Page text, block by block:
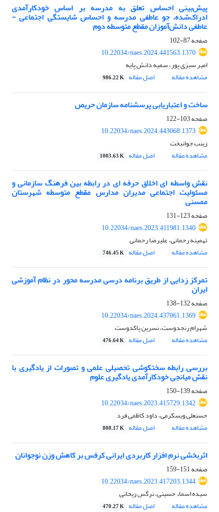
پیش‌بینی احساس تعلق به مدرسه بر اساس خودکارآمدی
ادراک‌شده، جو عاطفی مدرسه و احساس شایستگی اجتماعی -
عاطفی دانش‌آموزان مقطع متوسطه دوم
صفحه87-102
10.22034/naes.2024.441563.1370
امیر سبزی پور، سمیه دانش پایه
مشاهده مقاله
اصل مقاله 986.22 K
ساخت و اعتباریابی پرسشنامه سازمان حریص
صفحه103-122
10.22034/naes.2024.443068.1373
زینب جوانبخت
مشاهده مقاله
اصل مقاله 1003.63 K
نقش واسطه ای اخلاق حرفه ای در رابطه بین فرهنگ سازمانی و
مسئولیت اجتماعی مدیران مدارس مقطع متوسطه شهرستان
ممسنی
صفحه123-131
10.22034/naes.2023.411981.1340
تهمینه رحمانی، علیرضا رحمانی
مشاهده مقاله
اصل مقاله 746.45 K
تمرکز زدایی از طریق برنامه درسی مدرسه محور در نظام آموزشی
ایران
صفحه132-138
10.22034/naes.2024.437061.1369
شهرام رنجدوست، نسرین پاکدوست
مشاهده مقاله
اصل مقاله 476.64 K
بررسی رابطه سختکوشی تحصیلی علمی و تصورات از یادگیری با
نقش میانجی خودکارآمدی یادگیری علوم
صفحه139-150
10.22034/naes.2023.415729.1342
حسنعلی ویسکرمی، داود کاظمی فرد
مشاهده مقاله
اصل مقاله 808.17 K
اثربخشی نرم افزار کاربردی ایرانی کرفس بر کاهش وزن نوجوانان
صفحه151-159
10.22034/naes.2023.417203.1344
سیده اسماء حسینی، نرگس ریحانی
مشاهده مقاله
اصل مقاله 470.27 K